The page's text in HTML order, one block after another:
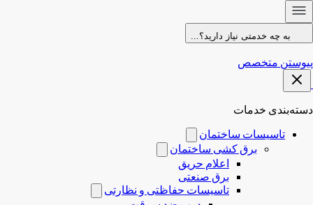
به چه خدمتی نیاز دارید؟...
پیوستن متخصص
دسته‌بندی خدمات
تاسیسات ساختمان
برق کشی ساختمان
اعلام حریق
برق صنعتی
تاسیسات حفاظتی و نظارتی